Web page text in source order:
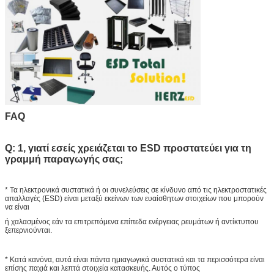
FAQ
Q: 1, γιατί εσείς χρειάζεται το ESD προστατεύει για τη
γραμμή παραγωγής σας;
* Τα ηλεκτρονικά συστατικά ή οι συνελεύσεις σε κίνδυνο από τις ηλεκτροστατικές
απαλλαγές (ESD) είναι μεταξύ εκείνων των ευαίσθητων στοιχείων που μπορούν
να είναι
ή χαλασμένος εάν τα επιτρεπόμενα επίπεδα ενέργειας ρευμάτων ή αντίκτυπου
ξεπερνιούνται.
* Κατά κανόνα, αυτά είναι πάντα ημιαγωγικά συστατικά και τα περισσότερα είναι
επίσης παχιά και λεπτά στοιχεία κατασκευής. Αυτός ο τύπος